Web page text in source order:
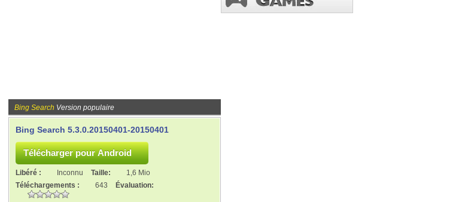
Bing Search Version populaire
Bing Search 5.3.0.20150401-20150401
Libéré : Inconnu Taille:
1,6 Mio
Téléchargements :
643 Évaluation: